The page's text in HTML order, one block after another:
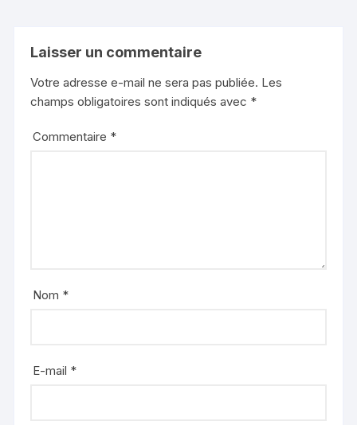
Laisser un commentaire
Votre adresse e-mail ne sera pas publiée. Les
champs obligatoires sont indiqués avec *
Commentaire *
Nom *
E-mail *